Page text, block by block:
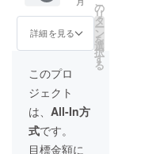
SNS(写
真や動
画)で共
レゼン
任を
持って
しーが
届けに
場合は
ご負担
くださ
3月末ま
・公序
良俗に
反する
ご依頼
はお断
ても構
いませ
ん。 ※
ドファ
ンディ
ングで
のみ製
造&販売
しま
す。
店舗
オー
ナー様
向けで
す。 イ
ンド放
浪生活
を含め
た6ヶ月
間のス
ポン
サー枠
詳細を見る
の
リ
タ
ー
ン
を
選
択
す
る
このプロ
ジェクト
は、 All-In方
式です。
目標金額に